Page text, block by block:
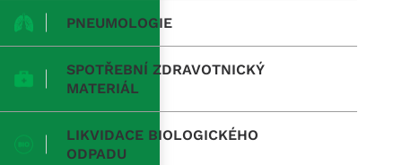
PNEUMOLOGIE
SPOTŘEBNÍ ZDRAVOTNICKÝ
MATERIÁL
LIKVIDACE BIOLOGICKÉHO
ODPADU